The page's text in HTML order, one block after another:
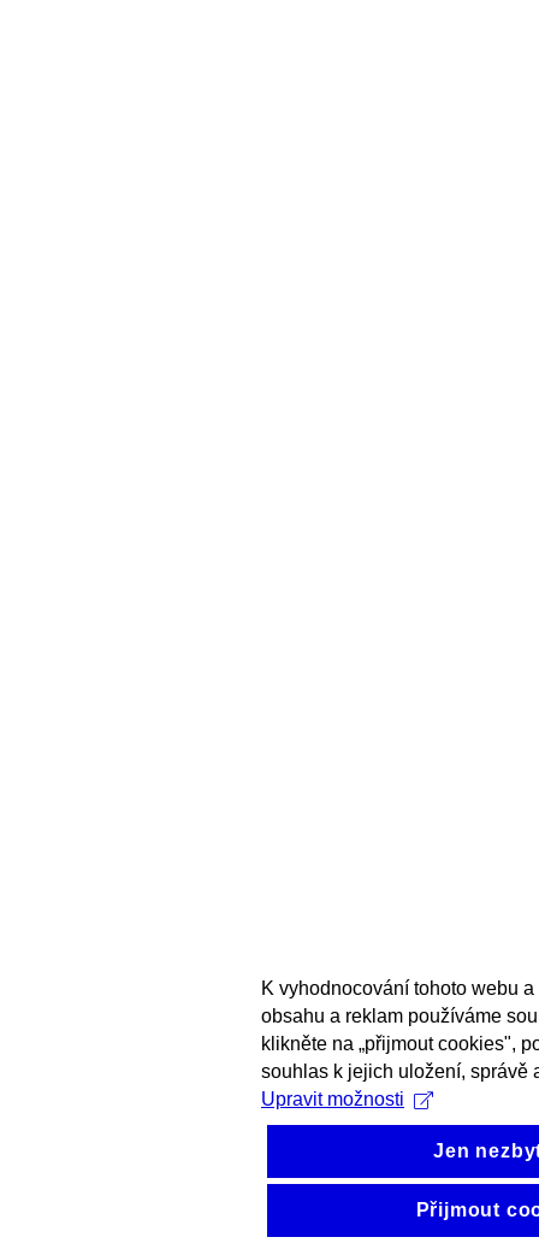
K vyhodnocování tohoto webu
obsahu a reklam používáme
klikněte na „přijmout cookies",
souhlas k jejich uložení, správě
Upravit možnosti
Jen
Přijmout